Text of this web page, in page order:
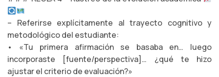
– Referirse explícitamente al trayecto cognitivo y
metodológico del estudiante:
• «Tu primera afirmación se basaba en… luego
incorporaste [fuente/perspectiva]… ¿qué te hizo
ajustar el criterio de evaluación?»